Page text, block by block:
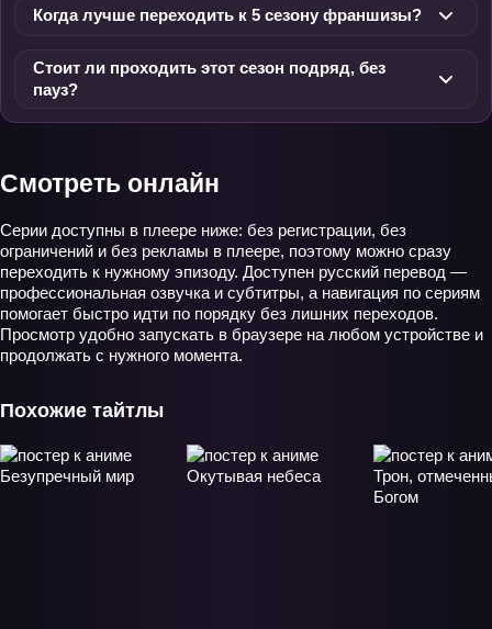
Когда лучше переходить к 5 сезону франшизы?
Стоит ли проходить этот сезон подряд, без
пауз?
Смотреть онлайн
Серии доступны в плеере ниже: без регистрации, без
ограничений и без рекламы в плеере, поэтому можно сразу
переходить к нужному эпизоду. Доступен русский перевод —
профессиональная озвучка и субтитры, а навигация по сериям
помогает быстро идти по порядку без лишних переходов.
Просмотр удобно запускать в браузере на любом устройстве и
продолжать с нужного момента.
Похожие тайтлы